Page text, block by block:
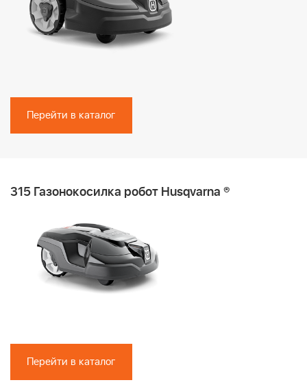
Перейти в каталог
315 Газонокосилка робот Husqvarna ®
Перейти в каталог